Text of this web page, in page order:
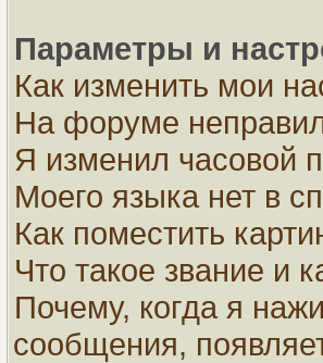
Параметры и
Как изменить мои
На форуме
Я изменил часовой
Моего языка нет в
Как поместить
Что такое звание и
Почему, когда я
сообщения,